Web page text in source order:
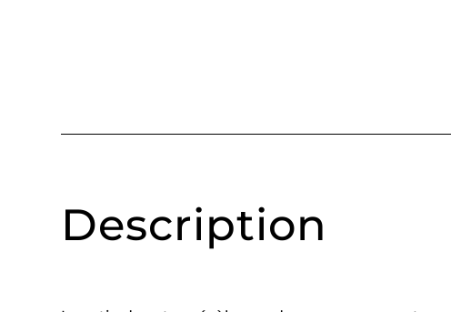
Description